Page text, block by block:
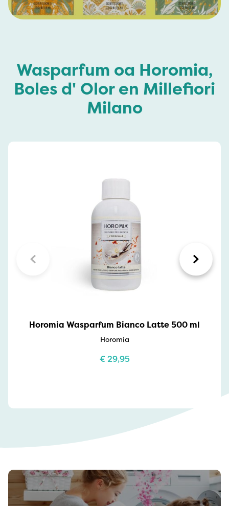
Wasparfum oa Horomia,
Boles d' Olor en Millefiori
Milano
Horomia Wasparfum Bianco Latte 500 ml
Horomia
€29,95